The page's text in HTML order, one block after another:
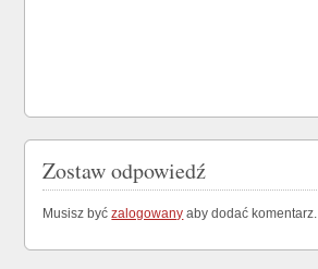
Zostaw odpowiedź
Musisz byćzalogowany aby dodać komentarz.